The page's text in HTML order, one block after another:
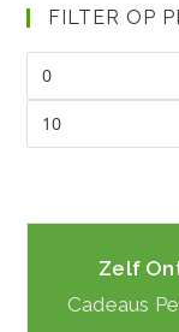
FILTER OP
prijs
prijs
Zelf
Cadeaus